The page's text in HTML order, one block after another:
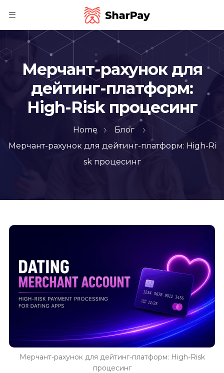
Мерчант-рахунок для
дейтинг-платформ:
High-Risk процесинг
Home
Блог
Мерчант-рахунок для дейтинг-платформ: High-Ri
sk процесинг
Мерчант-рахунок для дейтинг-платформ: High-Risk
процесинг